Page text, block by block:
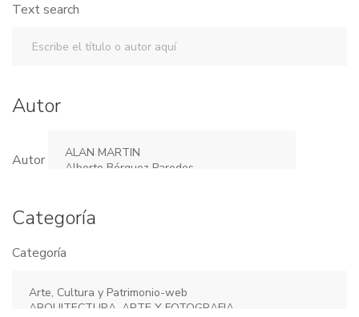
Text search
Autor
Autor
Categoría
Categoría